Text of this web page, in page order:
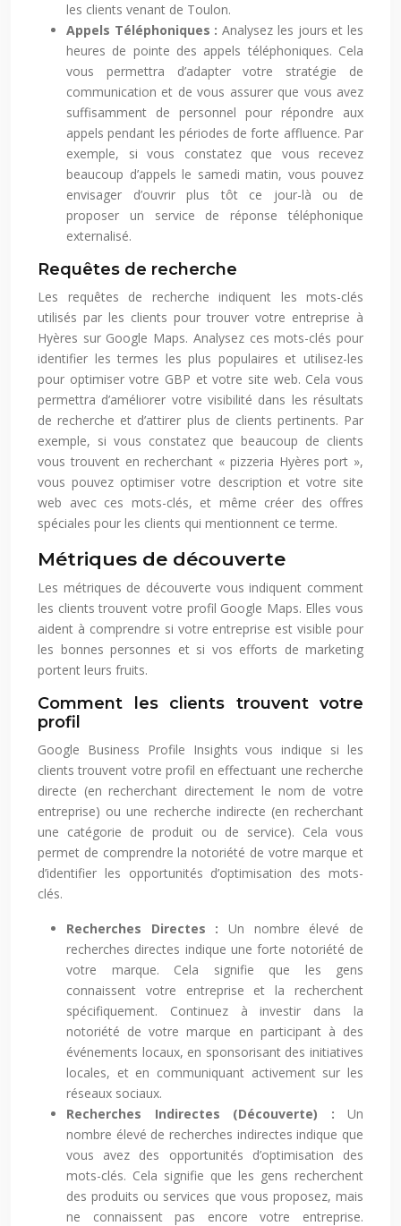
les clients venant de Toulon.
Appels Téléphoniques :Analysez les jours et les
heures de pointe des appels téléphoniques. Cela
vous permettra d’adapter votre stratégie de
communication et de vous assurer que vous avez
suffisamment de personnel pour répondre aux
appels pendant les périodes de forte affluence. Par
exemple, si vous constatez que vous recevez
beaucoup d’appels le samedi matin, vous pouvez
envisager d’ouvrir plus tôt ce jour-là ou de
proposer un service de réponse téléphonique
externalisé.
Requêtes de recherche
Les requêtes de recherche indiquent les mots-clés
utilisés par les clients pour trouver votre entreprise à
Hyères sur Google Maps. Analysez ces mots-clés pour
identifier les termes les plus populaires et utilisez-les
pour optimiser votre GBP et votre site web. Cela vous
permettra d’améliorer votre visibilité dans les résultats
de recherche et d’attirer plus de clients pertinents. Par
exemple, si vous constatez que beaucoup de clients
vous trouvent en recherchant « pizzeria Hyères port »,
vous pouvez optimiser votre description et votre site
web avec ces mots-clés, et même créer des offres
spéciales pour les clients qui mentionnent ce terme.
Métriques de découverte
Les métriques de découverte vous indiquent comment
les clients trouvent votre profil Google Maps. Elles vous
aident à comprendre si votre entreprise est visible pour
les bonnes personnes et si vos efforts de marketing
portent leurs fruits.
Comment les clients trouvent votre
profil
Google Business Profile Insights vous indique si les
clients trouvent votre profil en effectuant une recherche
directe (en recherchant directement le nom de votre
entreprise) ou une recherche indirecte (en recherchant
une catégorie de produit ou de service). Cela vous
permet de comprendre la notoriété de votre marque et
d’identifier les opportunités d’optimisation des mots-
clés.
Recherches Directes : Un nombre élevé de
recherches directes indique une forte notoriété de
votre marque. Cela signifie que les gens
connaissent votre entreprise et la recherchent
spécifiquement. Continuez à investir dans la
notoriété de votre marque en participant à des
événements locaux, en sponsorisant des initiatives
locales, et en communiquant activement sur les
réseaux sociaux.
Recherches Indirectes (Découverte) : Un
nombre élevé de recherches indirectes indique que
vous avez des opportunités d’optimisation des
mots-clés. Cela signifie que les gens recherchent
des produits ou services que vous proposez, mais
ne connaissent pas encore votre entreprise.